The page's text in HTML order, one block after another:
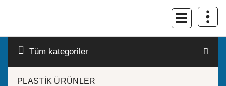
Tüm kategoriler
PLASTİK ÜRÜNLER